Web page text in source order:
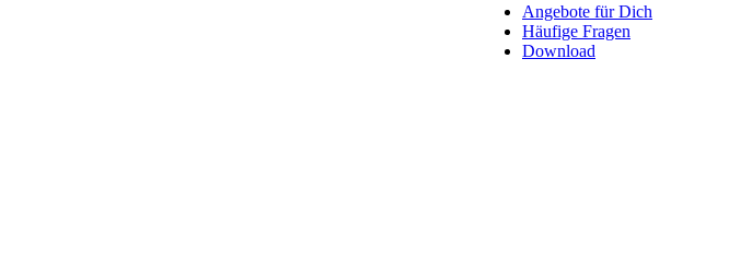
Angebote für Dich
Häufige Fragen
Download